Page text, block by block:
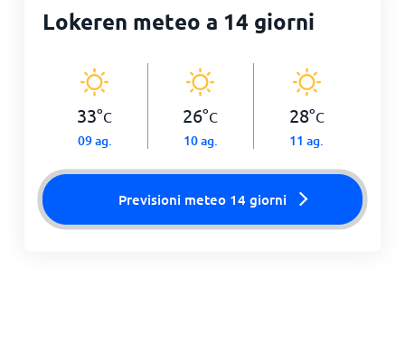
Lokeren meteo a 14 giorni
33°C
09 ag.
26°C
10 ag.
28°C
11 ag.
Previsioni meteo 14 giorni